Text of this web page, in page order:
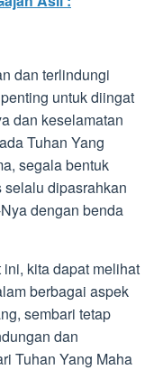
dan terlindungi
untuk diingat
dan keselamatan
Tuhan Yang
segala bentuk
dipasrahkan
dengan benda
kita dapat melihat
berbagai aspek
sembari tetap
dan
Tuhan Yang Maha